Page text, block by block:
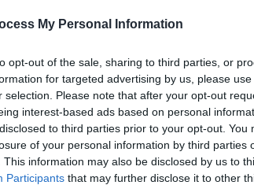
My Personal Information
opt-out of the sale, sharing to third parties, or
for targeted advertising by us, please
selection. Please note that after your opt-out
interest-based ads based on personal
to third parties prior to your opt-out. You
of your personal information by third parties
This information may also be disclosed by us to
Participants that may further disclose it to other
Alle Sender